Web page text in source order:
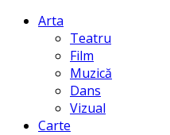
Arta
Teatru
Film
Muzică
Dans
Vizual
Carte